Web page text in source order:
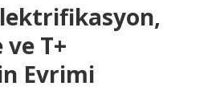
T+
Evrimi